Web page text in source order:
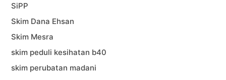
SiPP
Skim Dana Ehsan
Skim Mesra
skim peduli kesihatan b40
skim perubatan madani